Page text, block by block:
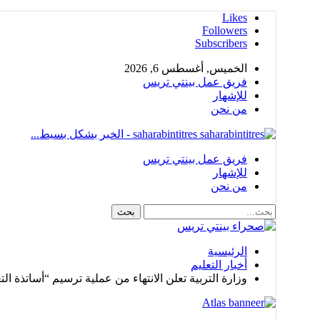
Likes
Followers
Subscribers
الخميس, أغسطس 6, 2026
فريق عمل بينتي تريس
للإشهار
من نحن
saharabintitres - الخبر بشكل بسيط...
فريق عمل بينتي تريس
للإشهار
من نحن
الرئيسية
أخبار التعليم
وزارة التربية تعلن الانتهاء من عملية ترسيم “أساتذة